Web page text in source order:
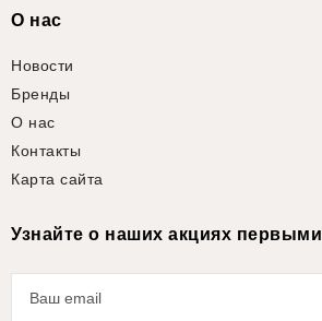
О нас
Новости
Бренды
О нас
Контакты
Карта сайта
Узнайте о наших акциях первыми